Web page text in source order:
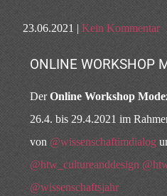
23.06.2021 |Kein Kommentar
ONLINE WORKSHOP
DerOnline Workshop
26.4. bis 29.4.2021 im
von @wissenschaftimdialog
@htw_cultureanddesign
@wissenschaftsjahr